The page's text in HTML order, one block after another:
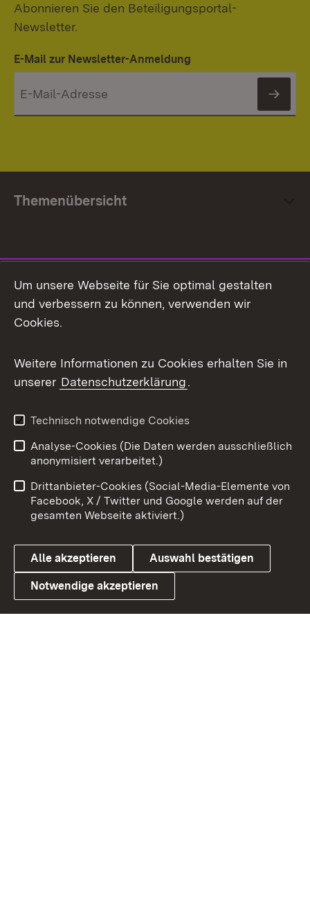
Abonnieren Sie den Beteiligungsportal-
Newsletter.
E-Mail zur Newsletter-Anmeldung
Themenübersicht
Facebook
X / Twitter
Youtube
Link zum Landesportal
Impressum
Kontakt
Barrierefreiheit
Datenschutz
Cookies
Um unsere Webseite für Sie optimal gestalten
und verbessern zu können, verwenden wir
Cookies.
Weitere Informationen zu Cookies erhalten Sie in
unserer Datenschutzerklärung.
Technisch notwendige Cookies
Analyse-Cookies (Die Daten werden ausschließlich
anonymisiert verarbeitet.)
Drittanbieter-Cookies (Social-Media-Elemente von
Facebook, X / Twitter und Google werden auf der
gesamten Webseite aktiviert.)
Alle akzeptieren Auswahl bestätigen
Notwendige akzeptieren